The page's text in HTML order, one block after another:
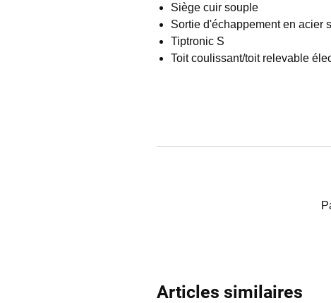
Siège cuir souple
Sortie d'échappement en acier
Tiptronic S
Toit coulissant/toit relevable
Articles similaires